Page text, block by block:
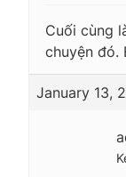
Cuối cùng
chuyện đó.
January 13,